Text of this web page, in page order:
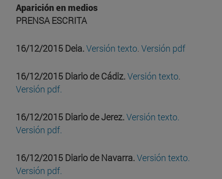
Aparición en medios
PRENSA ESCRITA
16/12/2015 Deia.Versión texto. Versión pdf
16/12/2015 Diario de Cádiz.Versión texto.
Versión pdf.
16/12/2015 Diario de Jerez.Versión texto.
Versión pdf.
16/12/2015 Diario de Navarra.Versión texto.
Versión pdf.